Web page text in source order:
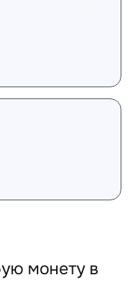
монету в